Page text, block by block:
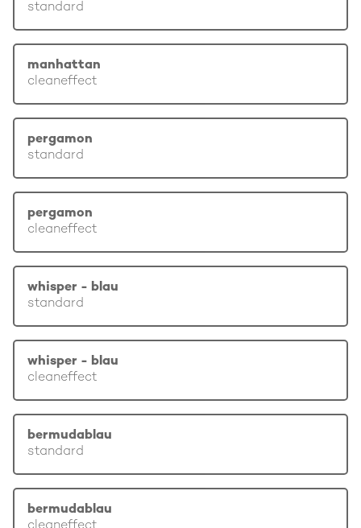
standard
manhattan
cleaneffect
pergamon
standard
pergamon
cleaneffect
whisper - blau
standard
whisper - blau
cleaneffect
bermudablau
standard
bermudablau